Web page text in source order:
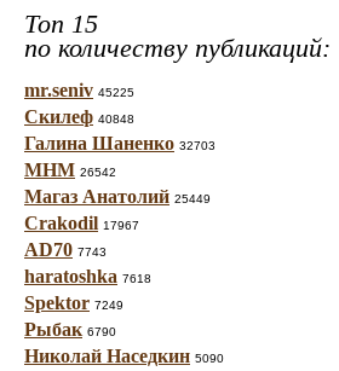
Топ 15
по количеству публикаций:
mr.seniv 45225
Скилеф 40848
Галина Шаненко 32703
МНМ 26542
Магаз Анатолий 25449
Crakodil 17967
AD70 7743
haratoshka 7618
Spektor 7249
Рыбак 6790
Николай Наседкин 5090